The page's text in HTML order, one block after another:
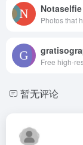
Notaselfie
暂无评论